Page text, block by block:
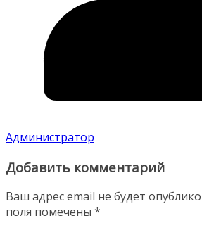
Администратор
Добавить комментарий
Ваш адрес email не будет
поля помечены *